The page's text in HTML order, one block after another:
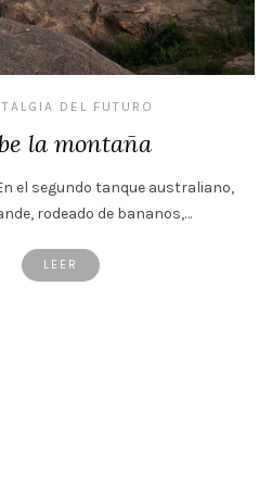
DEL FUTURO
la montaña
el segundo tanque australiano,
rodeado de bananos,…
LEER